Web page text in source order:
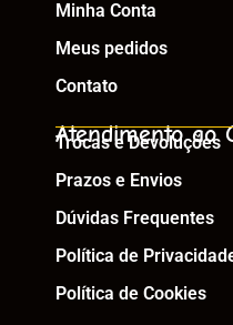
Minha Conta
Meus pedidos
Contato
Atendimento ao
Trocas e Devoluções
Prazos e Envios
Dúvidas Frequentes
Política de
Política de Cookies